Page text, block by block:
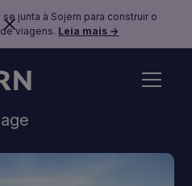
se junta à Sojern para construir o
viagens. Leia mais →